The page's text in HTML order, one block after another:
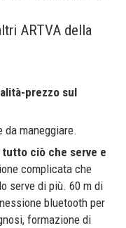
ARTVA della
prezzo sul
maneggiare.
tutto ciò che serve e
complicata che
serve di più. 60 m di
bluetooth per
formazione di